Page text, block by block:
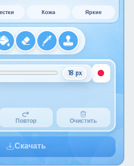
Кожа Яркие
18 px
Повтор Очистить
Скачать